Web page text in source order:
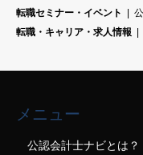
転職セミナー・イベント
転職・キャリア・求人情報
メニュー
公認会計士ナビとは？